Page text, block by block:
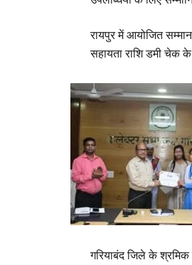
रायपुर में आयोजित
सहायता राशि डमी चेक
गरियाबंद जिले के